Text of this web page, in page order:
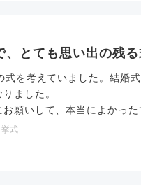
、とても思い出の残る
式を考えていました。結婚
ました。
願いして、本当によかった
式